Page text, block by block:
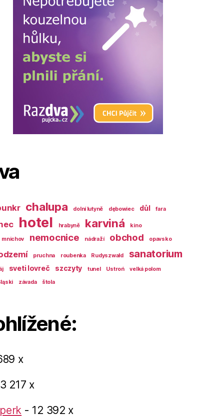
chalupa dolní lutyně dębowiec důl fara
hotel hrabyně karviná kino
mnichov nemocnice nádraží obchod opavsko
pruchna roubenka Rudyszwałd sanatorium
sveti lovreč szczyty tunel Ustroń
velká polom
závada štola
x
217 x
- 12 392 x